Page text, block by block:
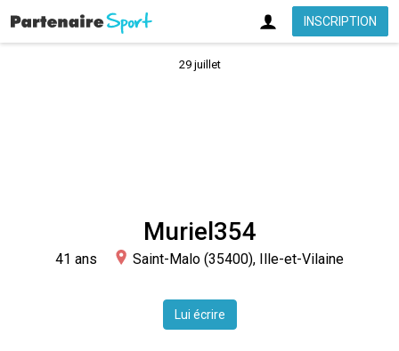
INSCRIPTION
29 juillet
Muriel354
41 ans Saint-Malo (35400), Ille-et-Vilaine
Lui écrire